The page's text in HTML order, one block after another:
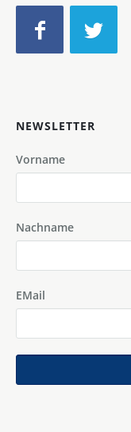
NEWSLETTER
Vorname
Nachname
EMail